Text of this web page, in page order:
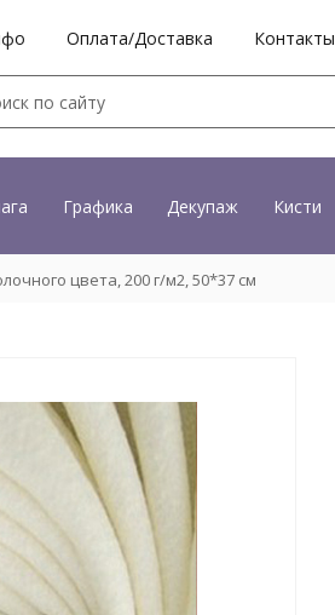
Оплата/Доставка Контакты
Графика Декупаж Кисти
цвета, 200 г/м2, 50*37 см